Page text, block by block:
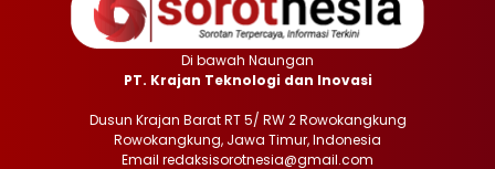
Di bawah Naungan
PT. Krajan Teknologi dan Inovasi
Dusun Krajan Barat RT 5/ RW 2 Rowokangkung
Rowokangkung, Jawa Timur, Indonesia
Email redaksisorotnesia@gmail.com